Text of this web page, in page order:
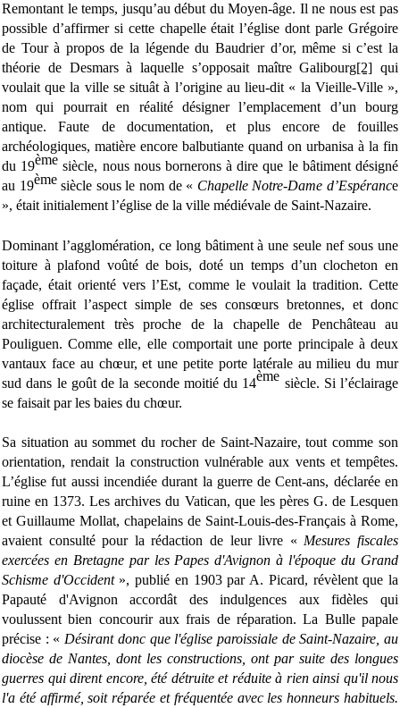
Remontant le temps, jusqu’au début du Moyen-âge. Il ne nous est pas
possible d’affirmer si cette chapelle était l’église dont parle Grégoire
de Tour à propos de la légende du Baudrier d’or, même si c’est la
théorie de Desmars à laquelle s’opposait maître Galibourg[2] qui
voulait que la ville se situât à l’origine au lieu-dit « la Vieille-Ville »,
nom qui pourrait en réalité désigner l’emplacement d’un bourg
antique. Faute de documentation, et plus encore de fouilles
archéologiques, matière encore balbutiante quand on urbanisa à la fin
du 19ème siècle, nous nous bornerons à dire que le bâtiment désigné
au 19èmesiècle sous le nom de « Chapelle Notre-Dame d’Espérance
», était initialement l’église de la ville médiévale de Saint-Nazaire.
Dominant l’agglomération, ce long bâtiment à une seule nef sous une
toiture à plafond voûté de bois, doté un temps d’un clocheton en
façade, était orienté vers l’Est, comme le voulait la tradition. Cette
église offrait l’aspect simple de ses consœurs bretonnes, et donc
architecturalement très proche de la chapelle de Penchâteau au
Pouliguen. Comme elle, elle comportait une porte principale à deux
vantaux face au chœur, et une petite porte latérale au milieu du mur
sud dans le goût de la seconde moitié du 14ème siècle. Si l’éclairage
se faisait par les baies du chœur.
Sa situation au sommet du rocher de Saint-Nazaire, tout comme son
orientation, rendait la construction vulnérable aux vents et tempêtes.
L’église fut aussi incendiée durant la guerre de Cent-ans, déclarée en
ruine en 1373. Les archives du Vatican, que les pères G. de Lesquen
et Guillaume Mollat, chapelains de Saint-Louis-des-Français à Rome,
avaient consulté pour la rédaction de leur livre « Mesures fiscales
exercées en Bretagne par les Papes d'Avignon à l'époque du Grand
Schisme d'Occident», publié en 1903 par A. Picard, révèlent que la
Papauté d'Avignon accordât des indulgences aux fidèles qui
voulussent bien concourir aux frais de réparation. La Bulle papale
précise : « Désirant donc que l'église paroissiale de Saint-Nazaire, au
diocèse de Nantes, dont les constructions, ont par suite des longues
guerres qui dirent encore, été détruite et réduite à rien ainsi qu'il nous
l'a été affirmé, soit réparée et fréquentée avec les honneurs habituels.